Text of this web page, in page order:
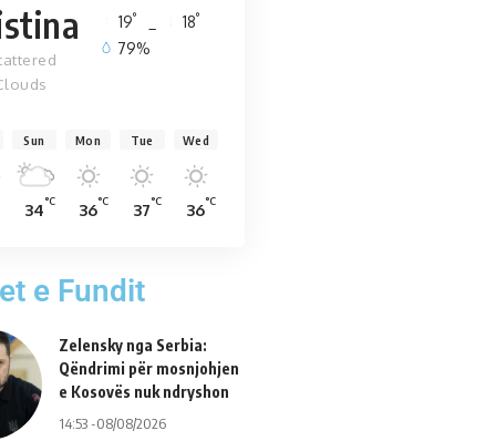
19° 18°
79%
Sun
34°C
Mon
36°C
Tue
37°C
Wed
36°C
e Fundit
Zelensky nga Serbia:
Qëndrimi për mosnjohjen
e Kosovës nuk ndryshon
14:53 -08/08/2026